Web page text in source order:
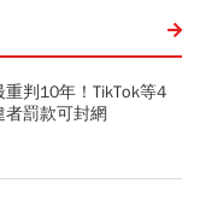
判10年！TikTok等4
者罰款可封網